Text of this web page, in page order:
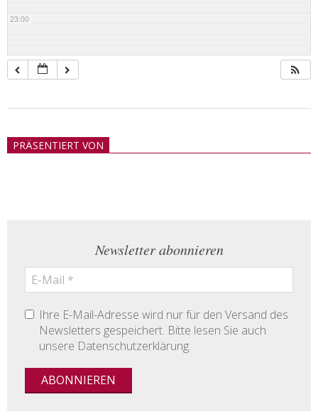
23:00
21PRÄSENTIERT VON
Newsletter abonnieren
Ihre E-Mail-Adresse wird nur für den Versand des
Newsletters gespeichert. Bitte lesen Sie auch
unsere Datenschutzerklärung.